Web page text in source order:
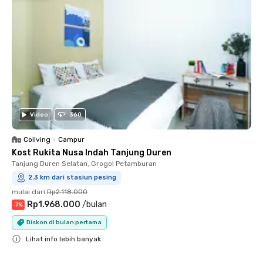
Video 360
Coliving • Campur
Kost Rukita Nusa Indah Tanjung Duren
Tanjung Duren Selatan, Grogol Petamburan
2.3 km dari stasiun pesing
mulai dari Rp2.118.000
-7% Rp1.968.000 /bulan
Diskon di bulan pertama
Lihat info lebih banyak